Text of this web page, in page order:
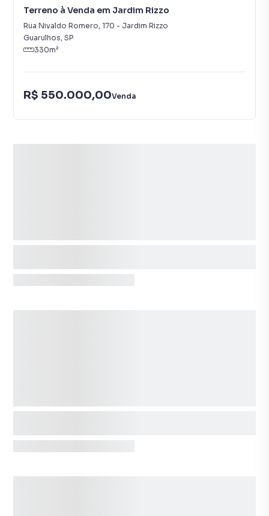
Terreno à Venda em Jardim Rizzo
Rua Nivaldo Romero, 170 - Jardim Rizzo
Guarulhos, SP
330m²
R$ 550.000,00Venda